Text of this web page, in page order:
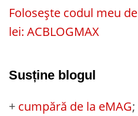
Folosește codul meu
lei: ACBLOGMAX
Susține blogul
+ cumpără de la eMAG;